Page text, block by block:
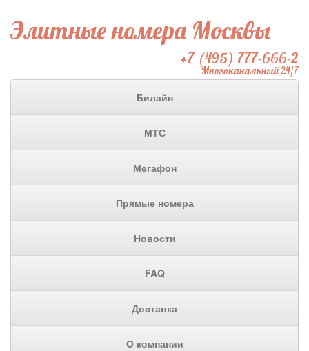
Элитные номера Москвы
+7 (495) 777-666-2
Многоканальный 24/7
Билайн
МТС
Мегафон
Прямые номера
Новости
FAQ
Доставка
О компании